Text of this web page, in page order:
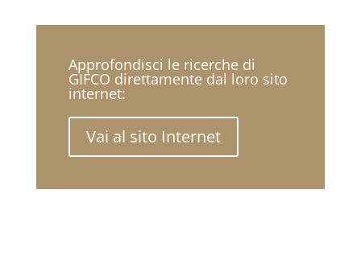
Approfondisci le ricerche di
GIFCO direttamente dal loro sito
internet:
Vai al sito Internet